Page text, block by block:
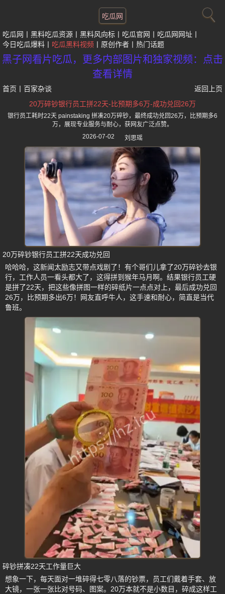
吃瓜网
吃瓜网 黑料吃瓜资源 黑料风向标 吃瓜官网
吃瓜网网址
今日吃瓜爆料
吃瓜黑料视频 原创作者 热门话题
黑子网看片吃瓜，更多内部图片和独家视频：点击
查看详情
首页 百家杂谈
返回上页
20万碎钞银行员工拼22天-比预期多6万-成功兑回26万
银行员工耗时22天 painstaking 拼凑20万碎钞，最终成功兑回26万，比预期多6
万，展现专业服务与耐心，获网友广泛点赞。
2026-07-02
刘思瑶
20万碎钞银行员工拼22天成功兑回
哈哈哈，这新闻太励志又带点戏剧了！有个哥们儿拿了20万碎钞去银
行，工作人员一看头都大了，这得拼到猴年马月啊。结果银行员工硬
是拼了22天，把这些像拼图一样的碎纸片一点点对上，最后成功兑回
26万，比预期多出6万！网友直呼牛人，这手速和耐心，简直是当代
鲁班。
碎钞拼凑22天工作量巨大
想象一下，每天面对一堆碎得七零八落的钞票，员工们戴着手套、放
大镜，一张一张比对号码、图案。20万本就不是小数目，碎成这样工